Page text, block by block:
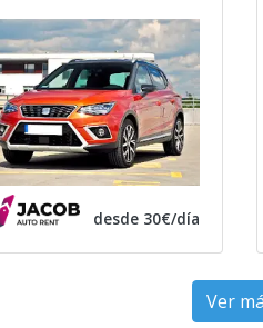
desde 30€/día
Ver